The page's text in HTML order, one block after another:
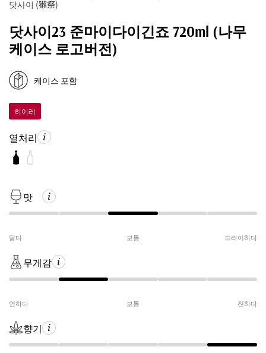
닷사이 (獺祭)
닷사이23 준마이다이긴죠 720ml (나무
케이스 로고버전)
케이스 포함
히이레
열처리
맛
달다 보통 드라이하다
무게감
연하다 보통 진하다
향기